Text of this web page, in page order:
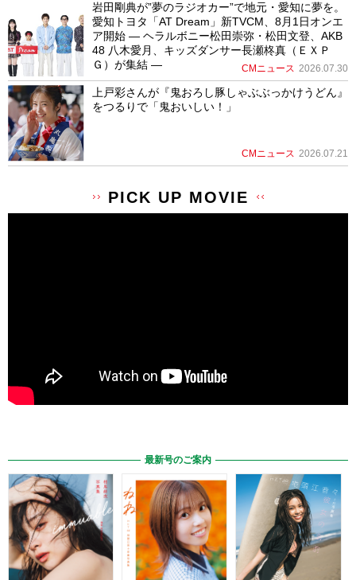
岩田剛典が”夢のラジオカー”で地元・愛知に夢を。
愛知トヨタ「AT Dream」新TVCM、8月1日オンエ
ア開始 ― ヘラルボニー松田崇弥・松田文登、AKB
48 八木愛月、キッズダンサー長瀬柊真（ＥＸＰ
Ｇ）が集結 ―
CMニュース 2026.07.30
上戸彩さんが『鬼おろし豚しゃぶぶっかけうどん』
をつるりで「鬼おいしい！」
CMニュース 2026.07.21
PICK UP MOVIE
最新号のご案内